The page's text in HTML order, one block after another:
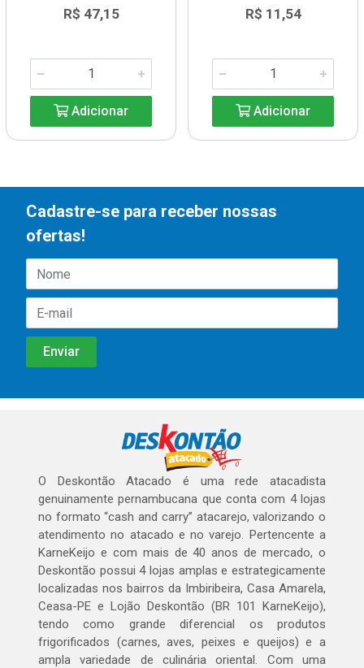
R$ 47,15
Adicionar
R$ 11,54
Adicionar
Cadastre-se para receber nossas
ofertas!
O Deskontão Atacado é uma rede atacadista
genuinamente pernambucana que conta com 4 lojas
no formato “cash and carry” atacarejo, valorizando o
atendimento no atacado e no varejo. Pertencente a
KarneKeijo e com mais de 40 anos de mercado, o
Deskontão possui 4 lojas amplas e estrategicamente
localizadas nos bairros da Imbiribeira, Casa Amarela,
Ceasa-PE e Lojão Deskontão (BR 101 KarneKeijo),
tendo como grande diferencial os produtos
frigorificados (carnes, aves, peixes e queijos) e a
ampla variedade de culinária oriental. Com uma